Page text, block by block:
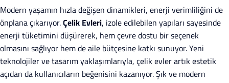
Modern yaşamın hızla değişen dinamikleri, enerji verimliliğini de
önplana çıkarıyor.Çelik Evleri, izole edilebilen yapıları sayesinde
enerji tüketimini düşürerek, hem çevre dostu bir seçenek
olmasını sağlıyor hem de aile bütçesine katkı sunuyor. Yeni
teknolojiler ve tasarım yaklaşımlarıyla, çelik evler artık estetik
açıdan da kullanıcıların beğenisini kazanıyor. Şık ve modern